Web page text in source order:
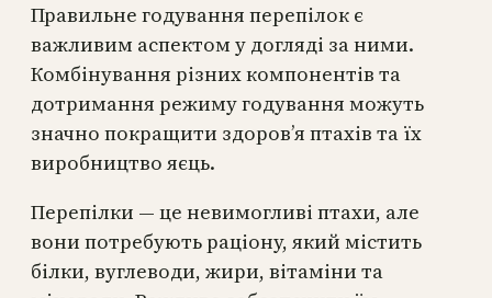
Правильне годування перепілок є
важливим аспектом у догляді за ними.
Комбінування різних компонентів та
дотримання режиму годування можуть
значно покращити здоров’я птахів та їх
виробництво яєць.
Перепілки — це невимогливі птахи, але
вони потребують раціону, який містить
білки, вуглеводи, жири, вітаміни та